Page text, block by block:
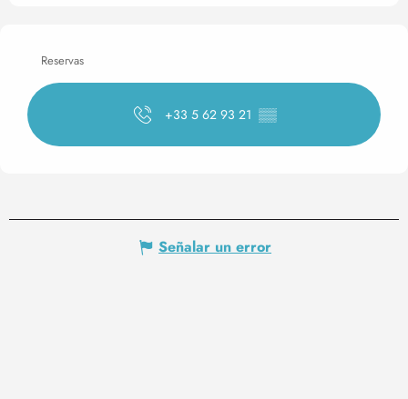
Reservas
+33 5 62 93 21 ▒▒
Señalar un error